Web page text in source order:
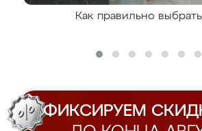
Как правильно
ФИКСИРУЕМ